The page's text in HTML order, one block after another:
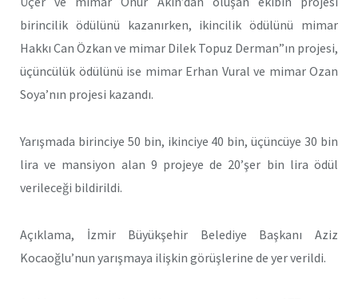
birincilik ödülünü kazanırken, ikincilik ödülünü mimar
Hakkı Can Özkan ve mimar Dilek Topuz Derman”ın projesi,
üçüncülük ödülünü ise mimar Erhan Vural ve mimar Ozan
Soya’nın projesi kazandı.
Yarışmada birinciye 50 bin, ikinciye 40 bin, üçüncüye 30 bin
lira ve mansiyon alan 9 projeye de 20’şer bin lira ödül
verileceği bildirildi.
Açıklama, İzmir Büyükşehir Belediye Başkanı Aziz
Kocaoğlu’nun yarışmaya ilişkin görüşlerine de yer verildi.